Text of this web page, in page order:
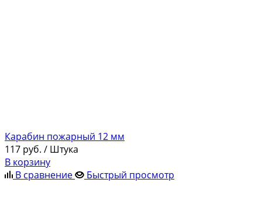
Карабин пожарный 12 мм
117 руб. / Штука
В корзину
В сравнение
Быстрый просмотр